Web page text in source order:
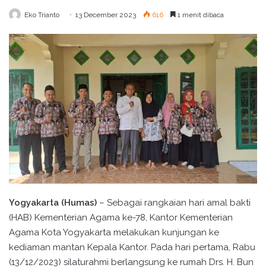
Eko Trianto 13 December 2023 616 1 menit dibaca
Yogyakarta (Humas) – Sebagai rangkaian hari amal bakti
(HAB) Kementerian Agama ke-78, Kantor Kementerian
Agama Kota Yogyakarta melakukan kunjungan ke
kediaman mantan Kepala Kantor. Pada hari pertama, Rabu
(13/12/2023) silaturahmi berlangsung ke rumah Drs. H. Bun